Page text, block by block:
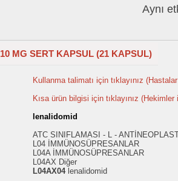
Aynı
MG SERT KAPSUL (21 KAPSUL)
Kullanma talimatı için tıklayınız
Kısa ürün bilgisi için tıklayınız (Hekimler
lenalidomid
ATC SINIFLAMASI - L -
L04 İMMÜNOSÜPRESANLAR
L04A İMMÜNOSÜPRESANLAR
L04AX Diğer
L04AX04lenalidomid